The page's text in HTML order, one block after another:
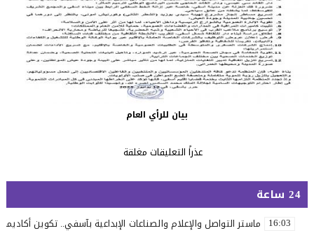
بيان للرأي العام
عذراً التعليقات مغلقة
24 ساعة
16:03 ماستر التواصل والإعلام والصناعات الإبداعية بآسفي.. تكوين